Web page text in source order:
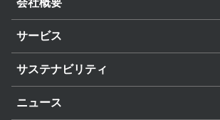
サービス
サステナビリティ
ニュース